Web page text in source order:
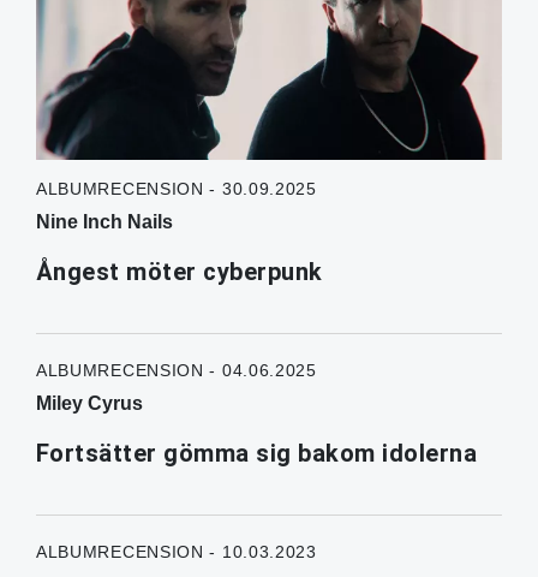
ALBUMRECENSION - 30.09.2025
Nine Inch Nails
Ångest möter cyberpunk
ALBUMRECENSION - 04.06.2025
Miley Cyrus
Fortsätter gömma sig bakom idolerna
ALBUMRECENSION - 10.03.2023